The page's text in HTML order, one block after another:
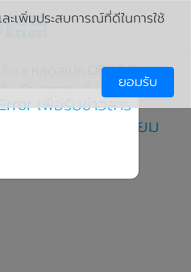
» หลุดสเปค OPPO Reno
Ace ประกาศเตรียม
มนี้
ะเพิ่มประสบการณ์ที่ดีในการใช้
ยอมรับ
เพื่อรับข่าวสาร